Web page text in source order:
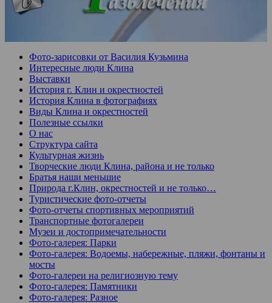
Фото-зарисовки от Василия Кузьмина
Интересные люди Клина
Выставки
История г. Клин и окрестностей
История Клина в фотографиях
Виды Клина и окрестностей
Полезные ссылки
О нас
Структура сайта
Культурная жизнь
Творческие люди Клина, района и не только
Братья наши меньшие
Природа г.Клин, окрестностей и не только…
Туристические фото-отчеты
Фото-отчеты спортивных мероприятий
Транспортные фотогалереи
Музеи и достопримечательности
Фото-галерея: Парки
Фото-галерея: Водоемы, набережные, пляжи, фонтаны и
мосты
Фото-галереи на религиозную тему
Фото-галерея: Памятники
Фото-галерея: Разное